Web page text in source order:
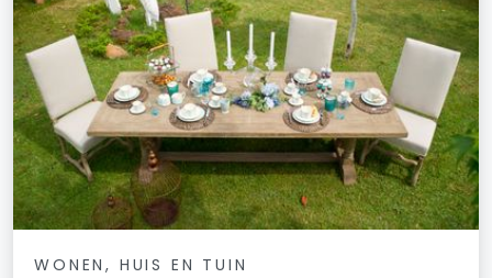
WONEN, HUIS EN TUIN